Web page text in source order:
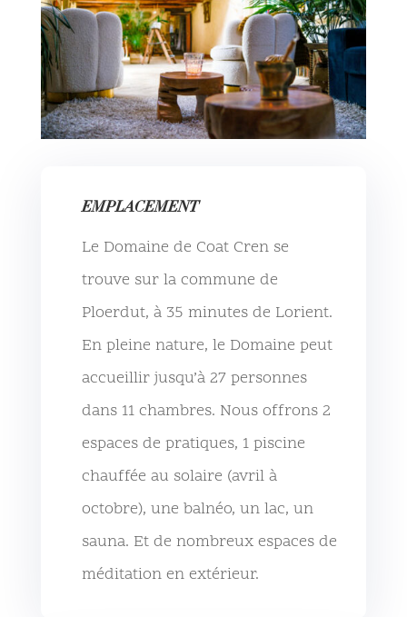
EMPLACEMENT
Le Domaine de Coat Cren se
trouve sur la commune de
Ploerdut, à 35 minutes de Lorient.
En pleine nature, le Domaine peut
accueillir jusqu’à 27 personnes
dans 11 chambres. Nous offrons 2
espaces de pratiques, 1 piscine
chauffée au solaire (avril à
octobre), une balnéo, un lac, un
sauna. Et de nombreux espaces de
méditation en extérieur.